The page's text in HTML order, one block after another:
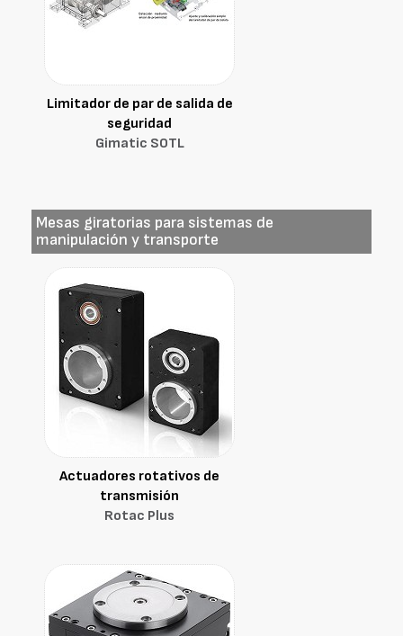
Limitador de par de salida de
seguridad
Gimatic SOTL
Mesas giratorias para sistemas de
manipulación y transporte
Actuadores rotativos de
transmisión
Rotac Plus